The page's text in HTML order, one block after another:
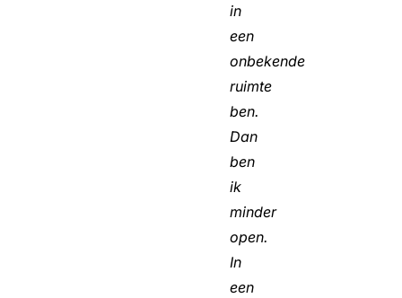
in
een
onbekende
ruimte
ben.
Dan
ben
ik
minder
open.
In
een